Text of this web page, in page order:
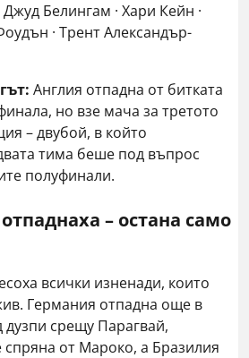
Джуд Белингам · Хари Кейн ·
· Трент Александър-
Англия отпадна от битката
но взе мача за третото
– двубой, в който
тима беше под въпрос
полуфинали.
– остана само
всички изненади, които
Германия отпадна още в
дузпи срещу Парагвай,
от Мароко, а Бразилия